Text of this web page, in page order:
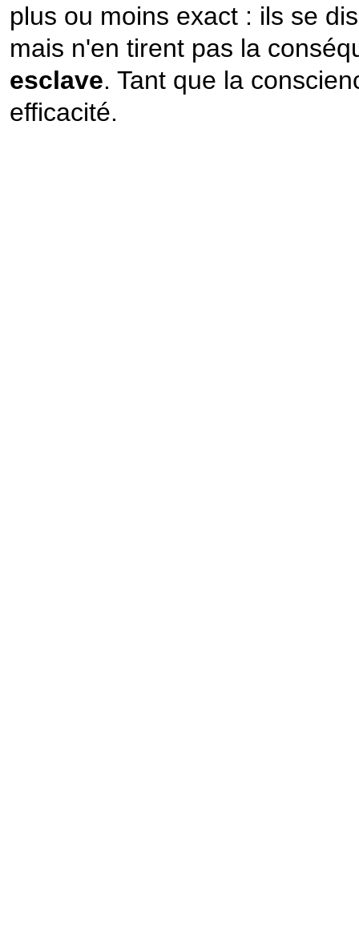
plus ou moins exact : ils se
mais n'en tirent pas la
esclave. Tant que la
efficacité.